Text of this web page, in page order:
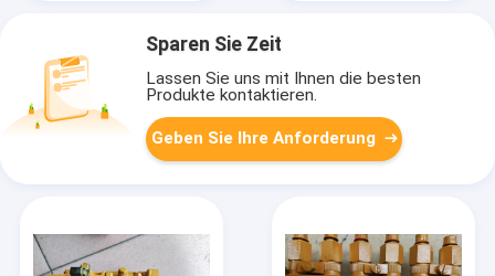
Sparen Sie Zeit
Lassen Sie uns mit Ihnen die besten
Produkte kontaktieren.
Geben Sie Ihre Anforderung